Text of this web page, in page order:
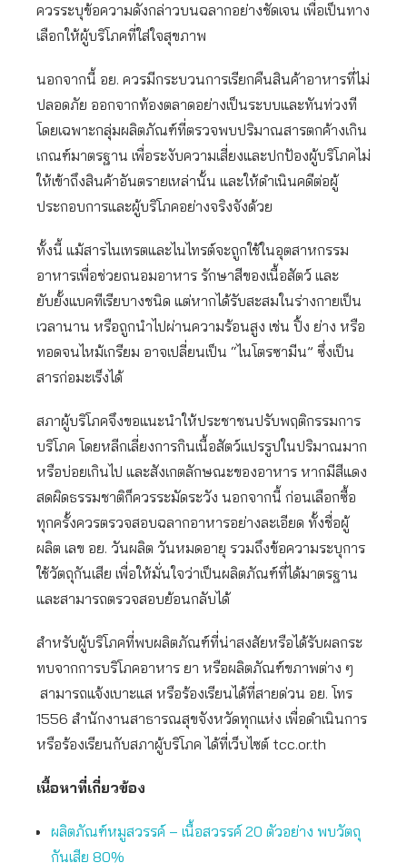
ควรระบุข้อความดังกล่าวบนฉลากอย่างชัดเจน เพื่อเป็นทาง
เลือกให้ผู้บริโภคที่ใส่ใจสุขภาพ
นอกจากนี้ อย. ควรมีกระบวนการเรียกคืนสินค้าอาหารที่ไม่
ปลอดภัย ออกจากท้องตลาดอย่างเป็นระบบและทันท่วงที
โดยเฉพาะกลุ่มผลิตภัณฑ์ที่ตรวจพบปริมาณสารตกค้างเกิน
เกณฑ์มาตรฐาน เพื่อระงับความเสี่ยงและปกป้องผู้บริโภคไม่
ให้เข้าถึงสินค้าอันตรายเหล่านั้น และให้ดำเนินคดีต่อผู้
ประกอบการและผู้บริโภคอย่างจริงจังด้วย
ทั้งนี้ แม้สารไนเทรตและไนไทรต์จะถูกใช้ในอุตสาหกรรม
อาหารเพื่อช่วยถนอมอาหาร รักษาสีของเนื้อสัตว์ และ
ยับยั้งแบคทีเรียบางชนิด แต่หากได้รับสะสมในร่างกายเป็น
เวลานาน หรือถูกนำไปผ่านความร้อนสูง เช่น ปิ้ง ย่าง หรือ
ทอดจนไหม้เกรียม อาจเปลี่ยนเป็น “ไนโตรซามีน” ซึ่งเป็น
สารก่อมะเร็งได้
สภาผู้บริโภคจึงขอแนะนำให้ประชาชนปรับพฤติกรรมการ
บริโภค โดยหลีกเลี่ยงการกินเนื้อสัตว์แปรรูปในปริมาณมาก
หรือบ่อยเกินไป และสังเกตลักษณะของอาหาร หากมีสีแดง
สดผิดธรรมชาติก็ควรระมัดระวัง นอกจากนี้ ก่อนเลือกซื้อ
ทุกครั้งควรตรวจสอบฉลากอาหารอย่างละเอียด ทั้งชื่อผู้
ผลิต เลข อย. วันผลิต วันหมดอายุ รวมถึงข้อความระบุการ
ใช้วัตถุกันเสีย เพื่อให้มั่นใจว่าเป็นผลิตภัณฑ์ที่ได้มาตรฐาน
และสามารถตรวจสอบย้อนกลับได้
สำหรับผู้บริโภคที่พบผลิตภัณฑ์ที่น่าสงสัยหรือได้รับผลกระ
ทบจากการบริโภคอาหาร ยา หรือผลิตภัณฑ์ขภาพต่าง ๆ
สามารถแจ้งเบาะแส หรือร้องเรียนได้ที่สายด่วน อย. โทร
1556 สำนักงานสาธารณสุขจังหวัดทุกแห่ง เพื่อดำเนินการ
หรือร้องเรียนกับสภาผู้บริโภค ได้ที่เว็บไซต์ tcc.or.th
เนื้อหาที่เกี่ยวข้อง
ผลิตภัณฑ์หมูสวรรค์ – เนื้อสวรรค์ 20 ตัวอย่าง พบวัตถุ
กันเสีย 80%